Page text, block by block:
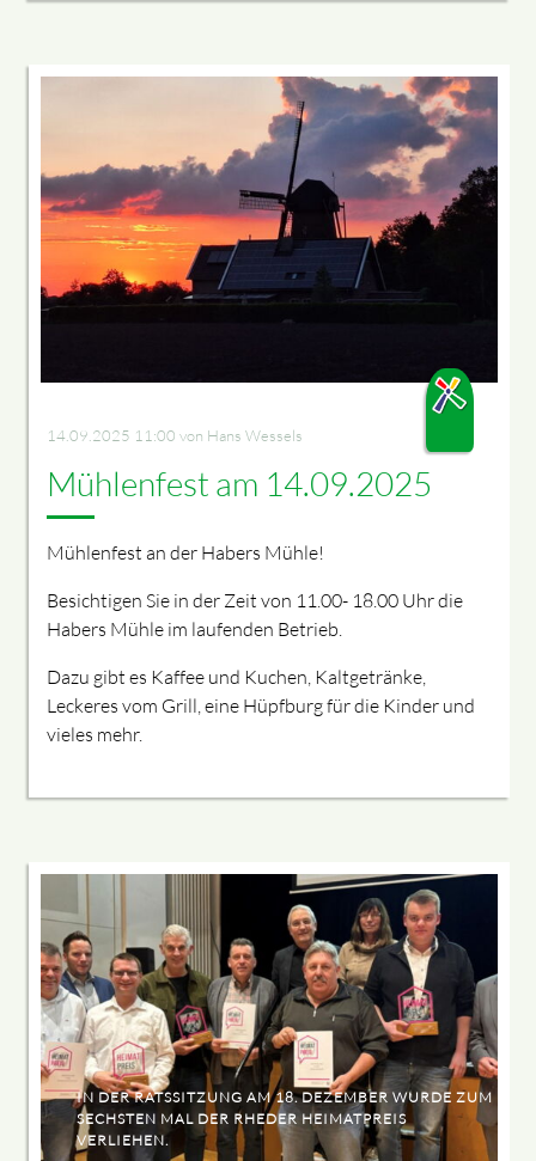
14.09.2025 11:00 von Hans Wessels
Mühlenfest am 14.09.2025
Mühlenfest an der Habers Mühle!
Besichtigen Sie in der Zeit von 11.00- 18.00 Uhr die
Habers Mühle im laufenden Betrieb.
Dazu gibt es Kaffee und Kuchen, Kaltgetränke,
Leckeres vom Grill, eine Hüpfburg für die Kinder und
vieles mehr.
IN DER RATSSITZUNG AM 18. DEZEMBER WURDE ZUM
SECHSTEN MAL DER RHEDER HEIMATPREIS
VERLIEHEN.